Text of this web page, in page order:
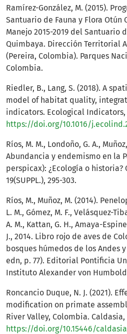
Ramírez-González, M. (2015).
Santuario de Fauna y Flora Otún
Manejo 2015-2019 del Santuario
Quimbaya. Dirección Territorial
(Pereira, Colombia). Parques
Colombia.
Riedler, B., Lang, S. (2018). A
model of habitat quality,
indicators. Ecological Indicators,
https://doi.org/10.1016/
Ríos, M. M., Londoño, G. A.,
Abundancia y endemismo en la
perspicax): ¿Ecología o
19(SUPPL.), 295-303.
Ríos, M., Muñoz, M. (2014).
L. M., Gómez, M. F., Velásquez-
A. M., Kattan, G. H., Amaya-
J., 2014. Libro rojo de aves de
bosques húmedos de los Andes
edn, p. 77). Editorial Pontificia
Instituto Alexander von
Roncancio Duque, N. J. (2021).
modification on primate
River Valley, Colombia. Caldasia,
https://doi.org/10.15446/